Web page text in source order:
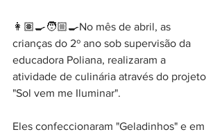
👩🏽‍🍳🧑🏼‍🍳No mês de abril, as
crianças do 2º ano sob supervisão da
educadora Poliana, realizaram a
atividade de culinária através do projeto
"Sol vem me Iluminar".
Eles confeccionaram "Geladinhos" e em